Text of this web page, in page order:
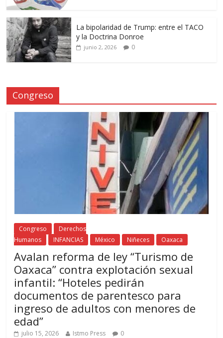
La bipolaridad de Trump: entre el TACO
y la Doctrina Donroe
junio 2, 2026 0
Congreso
Congreso
Derechos
Humanos
INFANCIAS México Niñeces Oaxaca
Avalan reforma de ley “Turismo de
Oaxaca” contra explotación sexual
infantil: “Hoteles pedirán
documentos de parentesco para
ingreso de adultos con menores de
edad”
julio 15, 2026 Istmo Press 0